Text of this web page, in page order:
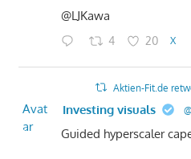
@LJKawa
4 20 X
Aktien-Fit.de
Avat
ar
Investing visuals
Guided hyperscaler